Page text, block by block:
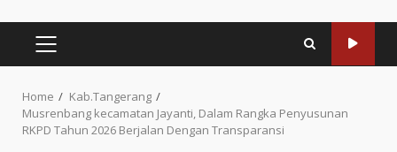
PRIMARY
MENU
Home
Kab.Tangerang
Musrenbang kecamatan Jayanti, Dalam Rangka Penyusunan
RKPD Tahun 2026 Berjalan Dengan Transparansi